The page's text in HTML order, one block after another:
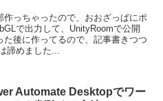
っちゃったので、おおざっぱにポ
で出力して、UnityRoomで公開
後に作ってるので、記事書きつつ
諦めました...
Automate Desktopでワー